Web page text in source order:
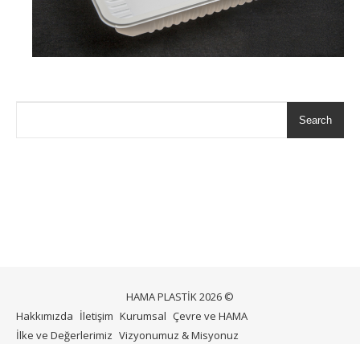
Search
HAMA PLASTİK 2026 ©
Hakkımızda İletişim Kurumsal Çevre ve HAMA
İlke ve Değerlerimiz Vizyonumuz & Misyonuz